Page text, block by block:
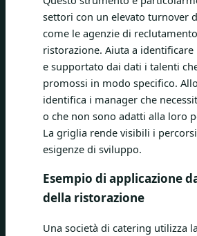
settori con un elevato turnover
come le agenzie di
ristorazione. Aiuta a
e supportato dai dati i talenti
promossi in modo specifico.
identifica i manager che
o che non sono adatti alla loro
La griglia rende visibili i
esigenze di sviluppo.
Esempio di applicazione
della ristorazione
Una società di catering utilizza